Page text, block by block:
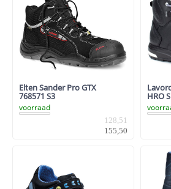
Elten Sander Pro GTX
768571 S3
voorraad
128,51
155,50
HRO